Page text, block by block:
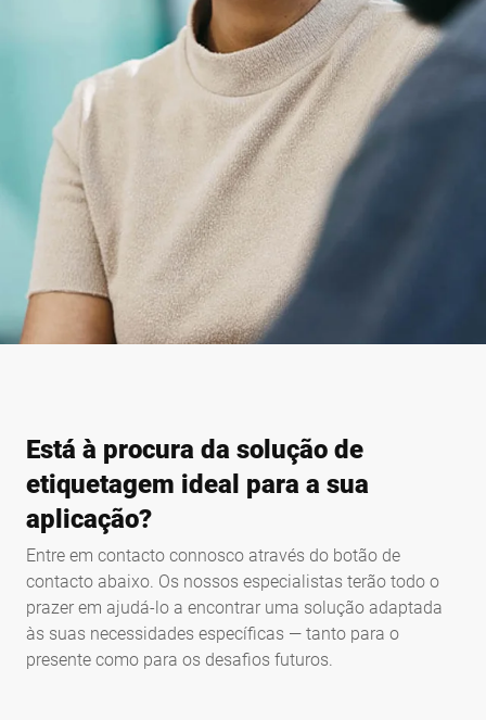
Está à procura da solução de
etiquetagem ideal para a sua
aplicação?
Entre em contacto connosco através do botão de
contacto abaixo. Os nossos especialistas terão todo o
prazer em ajudá-lo a encontrar uma solução adaptada
às suas necessidades específicas — tanto para o
presente como para os desafios futuros.